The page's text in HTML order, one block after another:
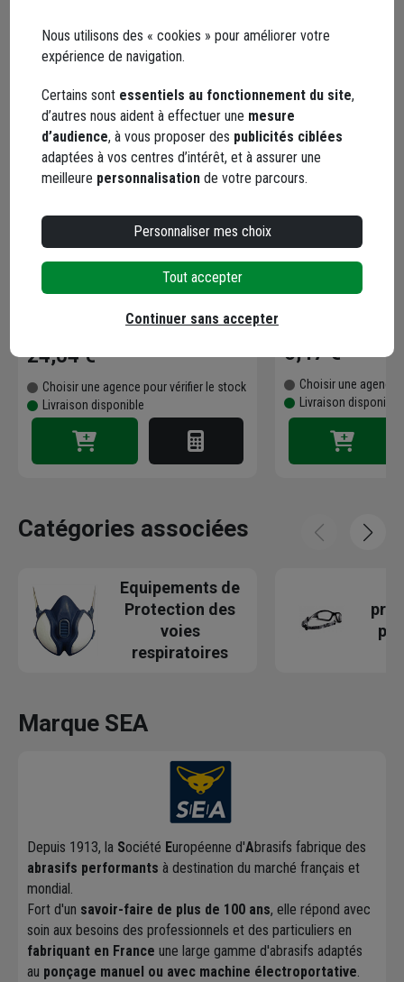
Cale de ponçage manuel SEA
avec 20 feuilles abrasives pour
bois ou métal peint - 72x123mm -
grain 40, 80 et 120
24,04 €
Choisir une agence pour vérifier le stock
Livraison disponible
Gant Grip anti-
6,47 €
Choisir une agence
Livraison disponible
Catégories associées
Equipements de
Protection des
voies
respiratoires
Marque SEA
Depuis 1913, la Société Européenne d'Abrasifs fabrique des
abrasifs performants à destination du marché français et
mondial.
Fort d'un savoir-faire de plus de 100 ans, elle répond avec
soin aux besoins des professionnels et des particuliers en
fabriquant en France une large gamme d'abrasifs adaptés
au ponçage manuel ou avec machine électroportative.
Nous utilisons des « cookies » pour améliorer votre
expérience de navigation.
Certains sont essentiels au fonctionnement du site,
d’autres nous aident à effectuer une mesure
d’audience, à vous proposer des publicités ciblées
adaptées à vos centres d’intérêt, et à assurer une
meilleure personnalisation de votre parcours.
Personnaliser mes choix
Tout accepter
Continuer sans accepter